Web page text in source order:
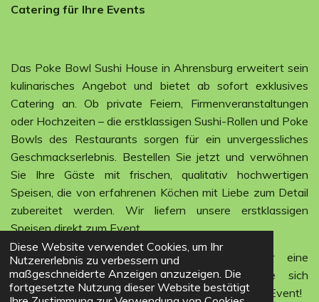
Diese Website verwendet Cookies, um Ihr
Nutzererlebnis zu verbessern und
maßgeschneiderte Anzeigen anzuzeigen. Die
fortgesetzte Nutzung dieser Website bestätigt
Catering für Ihre Events
Das Poke Bowl Sushi House in Ahrensburg erweitert sein
kulinarisches Angebot und bietet ab sofort exklusives
Catering an. Ob private Feiern, Firmenveranstaltungen
oder Hochzeiten – die erstklassigen Sushi-Rollen und Poke
Bowls des Restaurants sorgen für ein unvergessliches
Geschmackserlebnis. Bestellen Sie jetzt und verwöhnen
Sie Ihre Gäste mit frischen, qualitativ hochwertigen
Speisen, die von erfahrenen Köchen mit Liebe zum Detail
zubereitet werden. Wir liefern unsere erstklassigen
Speisen direkt zum Event.
Kontaktieren Sie das freundliche Team für eine
maßgeschneiderte Beratung und sichern Sie sich
rechtzeitig Ihren kulinarischen Höhepunkt für jedes Event!